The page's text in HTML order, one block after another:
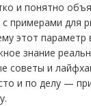
и понятно
примерами для
этот
знание
советы и
и по делу —